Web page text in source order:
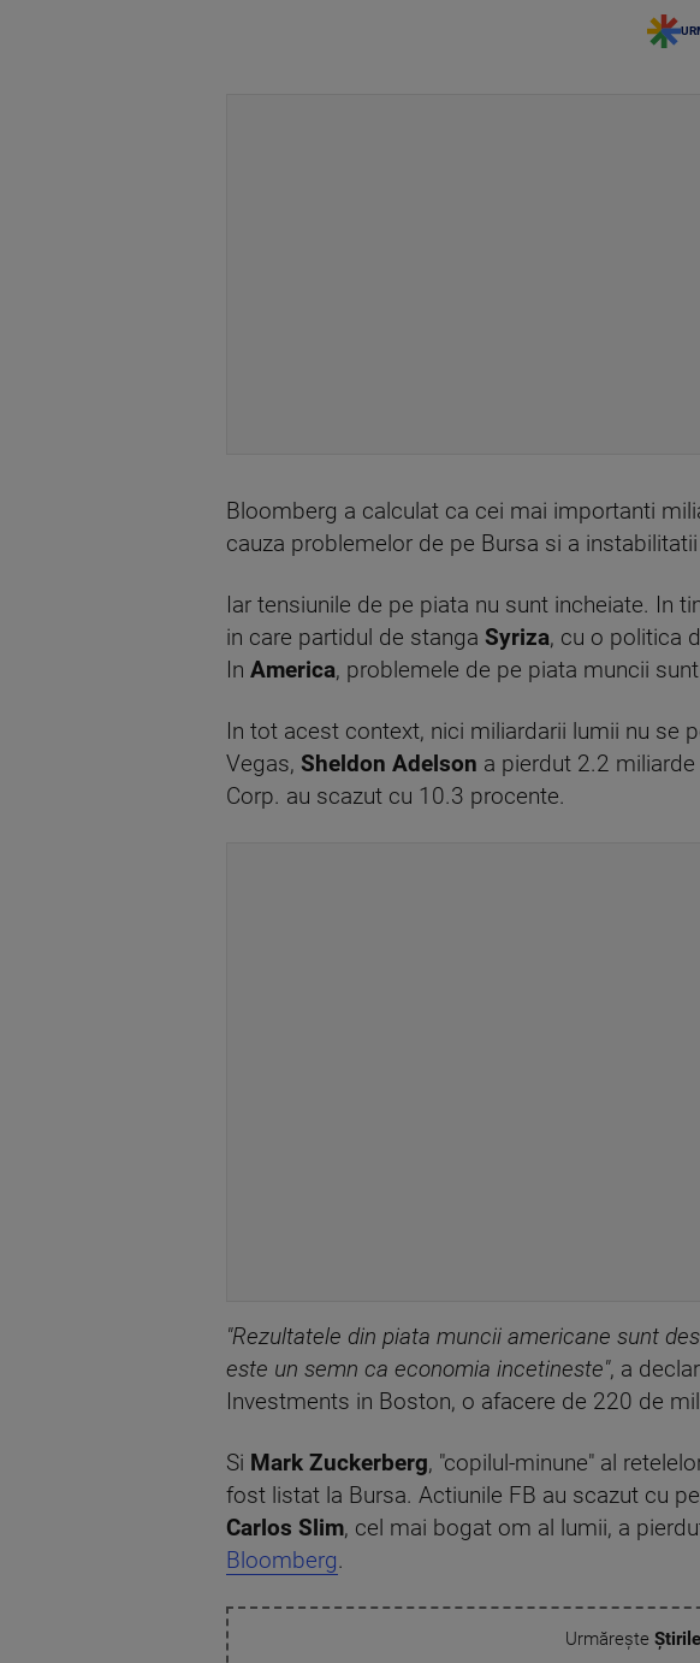
Bloomberg a calculat ca cei mai importanti
cauza problemelor de pe Bursa si a
Iar tensiunile de pe piata nu sunt incheiate. In
in care partidul de stanga Syriza, cu o politica
In America, problemele de pe piata muncii
In tot acest context, nici miliardarii lumii nu se
Vegas, Sheldon Adelson a pierdut 2.2
Corp. au scazut cu 10.3 procente.
"Rezultatele din piata muncii americane sunt
este un semn ca economia incetineste", a
Investments in Boston, o afacere de 220 de
Si Mark Zuckerberg, "copilul-minune" al
fost listat la Bursa. Actiunile FB au scazut cu
Carlos Slim, cel mai bogat om al lumii, a
Bloomberg.
Urmărește